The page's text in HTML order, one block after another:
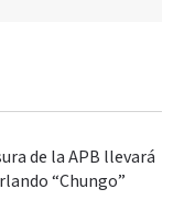
de la APB llevará
“Chungo”